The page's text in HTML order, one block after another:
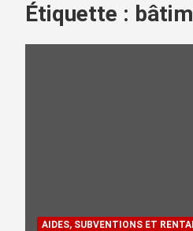
Étiquette :
AIDES, SUBVENTIONS ET